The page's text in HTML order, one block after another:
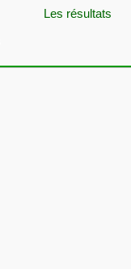
Les résultats